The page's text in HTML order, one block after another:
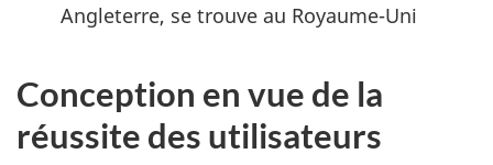
Angleterre, se trouve au Royaume-Uni
Conception en vue de la
réussite des utilisateurs